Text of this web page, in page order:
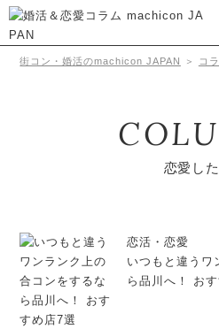
街コン・婚活のmachicon JAPAN ＞ コ
恋愛し
恋活・恋愛
いつもと違うワ
ら品川へ！ お